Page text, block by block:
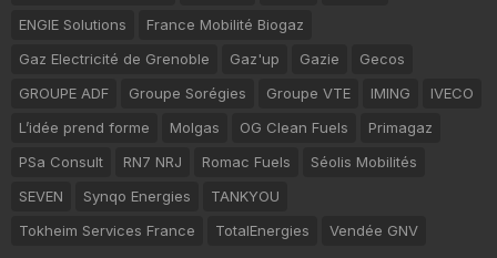
ENGIE Solutions
France Mobilité Biogaz
Gaz Electricité de Grenoble
Gaz'up Gazie
Gecos
GROUPE ADF
Groupe Sorégies Groupe VTE IMING
IVECO
L’idée prend forme
Molgas OG Clean Fuels
Primagaz
PSa Consult
RN7 NRJ Romac Fuels
Séolis Mobilités
SEVEN
Synqo Energies
TANKYOU
Tokheim Services France
TotalEnergies Vendée GNV